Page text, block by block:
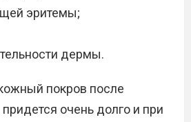
эритемы;
дермы.
покров после
очень долго и при